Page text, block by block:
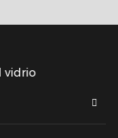
vidrio